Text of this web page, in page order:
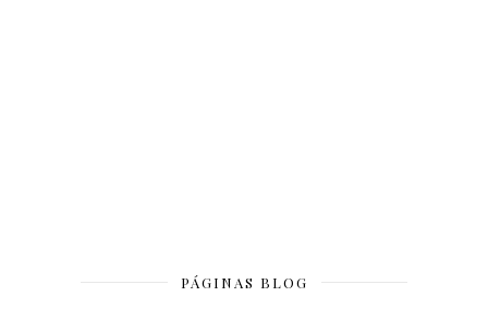
PÁGINAS BLOG